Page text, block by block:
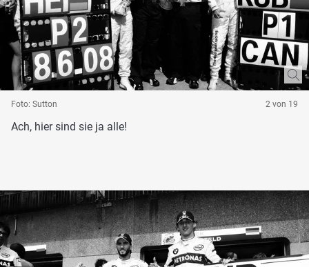
Foto: Sutton 2 von 19
Ach, hier sind sie ja alle!